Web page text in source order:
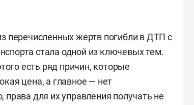
перечисленных жертв погибли в ДТП с
стала одной из ключевых тем.
есть ряд причин, которые
цена, а главное — нет
права для их управления получать не